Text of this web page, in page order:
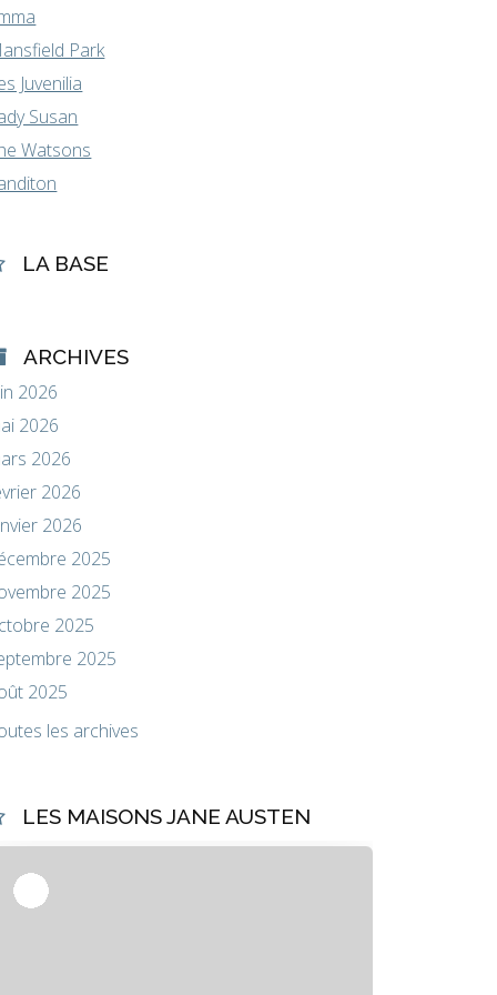
Park
Juvenilia
Susan
Watsons
LA BASE
ARCHIVES
2026
2026
2026
2026
2026
2025
2025
2025
2025
2025
les archives
LES MAISONS JANE AUSTEN